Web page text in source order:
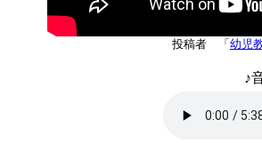
投稿者 「 幼児
♪